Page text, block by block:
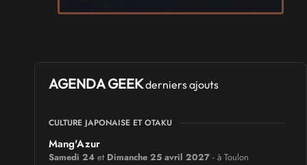
AGENDA GEEKderniers ajouts
CULTURE JAPONAISE ET OTAKU
Mang'Azur
Samedi 24 et Dimanche 25 avril 2027 - à Toulon